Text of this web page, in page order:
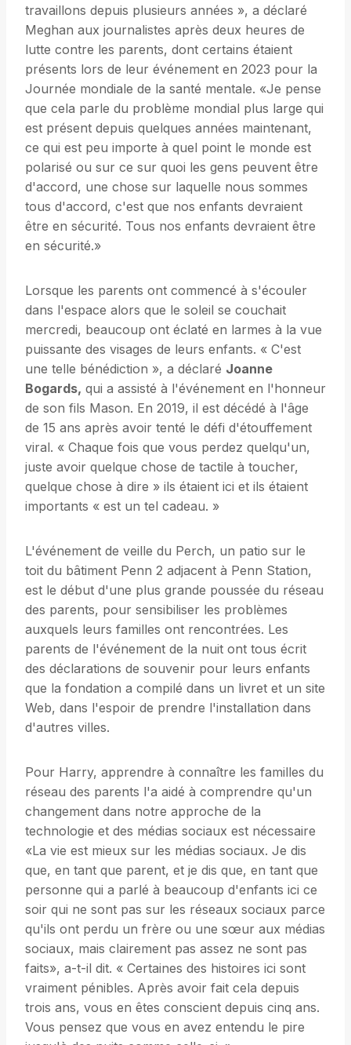
travaillons depuis plusieurs années », a déclaré
Meghan aux journalistes après deux heures de
lutte contre les parents, dont certains étaient
présents lors de leur événement en 2023 pour la
Journée mondiale de la santé mentale. «Je pense
que cela parle du problème mondial plus large qui
est présent depuis quelques années maintenant,
ce qui est peu importe à quel point le monde est
polarisé ou sur ce sur quoi les gens peuvent être
d'accord, une chose sur laquelle nous sommes
tous d'accord, c'est que nos enfants devraient
être en sécurité. Tous nos enfants devraient être
en sécurité.»
Lorsque les parents ont commencé à s'écouler
dans l'espace alors que le soleil se couchait
mercredi, beaucoup ont éclaté en larmes à la vue
puissante des visages de leurs enfants. « C'est
une telle bénédiction », a déclaré Joanne
Bogards, qui a assisté à l'événement en l'honneur
de son fils Mason. En 2019, il est décédé à l'âge
de 15 ans après avoir tenté le défi d'étouffement
viral. « Chaque fois que vous perdez quelqu'un,
juste avoir quelque chose de tactile à toucher,
quelque chose à dire » ils étaient ici et ils étaient
importants « est un tel cadeau. »
L'événement de veille du Perch, un patio sur le
toit du bâtiment Penn 2 adjacent à Penn Station,
est le début d'une plus grande poussée du réseau
des parents, pour sensibiliser les problèmes
auxquels leurs familles ont rencontrées. Les
parents de l'événement de la nuit ont tous écrit
des déclarations de souvenir pour leurs enfants
que la fondation a compilé dans un livret et un site
Web, dans l'espoir de prendre l'installation dans
d'autres villes.
Pour Harry, apprendre à connaître les familles du
réseau des parents l'a aidé à comprendre qu'un
changement dans notre approche de la
technologie et des médias sociaux est nécessaire
«La vie est mieux sur les médias sociaux. Je dis
que, en tant que parent, et je dis que, en tant que
personne qui a parlé à beaucoup d'enfants ici ce
soir qui ne sont pas sur les réseaux sociaux parce
qu'ils ont perdu un frère ou une sœur aux médias
sociaux, mais clairement pas assez ne sont pas
faits», a-t-il dit. « Certaines des histoires ici sont
vraiment pénibles. Après avoir fait cela depuis
trois ans, vous en êtes conscient depuis cinq ans.
Vous pensez que vous en avez entendu le pire